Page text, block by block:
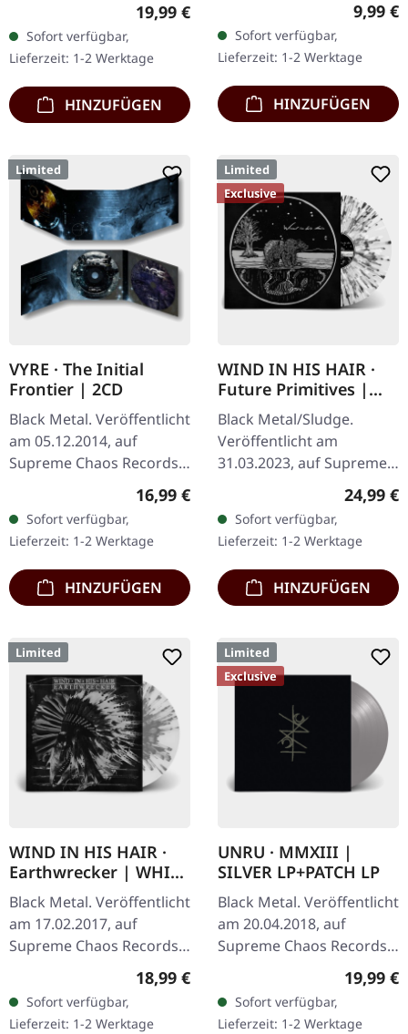
bronze farbenes Vinyl im
Gatefold-Cover mit
exklusivem…
Regulärer Preis:
19,99 €
Sofort verfügbar,
Lieferzeit: 1-2 Werktage
HINZUFÜGEN
Chaos Records. CD im
Jewelcase. Neuauflage mit
neuem Artwork,…
9,99 €
Sofort verfügbar,
Lieferzeit: 1-2 Werktage
HINZUFÜGEN
Limited
VYRE · The Initial
Frontier | 2CD
Black Metal. Veröffentlicht
am 05.12.2014, auf
Supreme Chaos Records.
Limitierte Auflage als
aufwändiger Dreifach-
Klapp-DigiPak mit 2 CDs:
The…
Regulärer Preis:
16,99 €
Sofort verfügbar,
Lieferzeit: 1-2 Werktage
HINZUFÜGEN
Limited
Exclusive
WIND IN HIS HAIR ·
Future Primitives |
SPLATTER LP
Black Metal/Sludge.
Veröffentlicht am
31.03.2023, auf Supreme
Chaos Records. SCR-
exklusives Ultra Clear
Vinyl mit schwarzen und
weißen Splattern mit…
24,99 €
Sofort verfügbar,
Lieferzeit: 1-2 Werktage
HINZUFÜGEN
Limited
WIND IN HIS HAIR ·
Earthwrecker | WHITE
SPLATTER LP
Black Metal. Veröffentlicht
am 17.02.2017, auf
Supreme Chaos Records.
Weißes Vinyl mit grauen
Splattern im Standard-
Cover, kommt mit Insert.…
Regulärer Preis:
18,99 €
Sofort verfügbar,
Lieferzeit: 1-2 Werktage
Limited
Exclusive
UNRU · MMXIII |
SILVER LP+PATCH LP
Black Metal. Veröffentlicht
am 20.04.2018, auf
Supreme Chaos Records.
Exklusives silbernes Vinyl -
nur beim SCR Mailorder,
mit rundem Logo-Patch!…
19,99 €
Sofort verfügbar,
Lieferzeit: 1-2 Werktage